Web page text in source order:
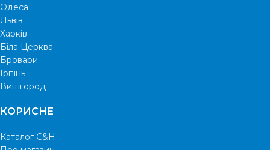
Одеса
Львів
Харків
Біла Церква
Бровари
Ірпінь
Вишгород
КОРИСНЕ
Каталог C&H